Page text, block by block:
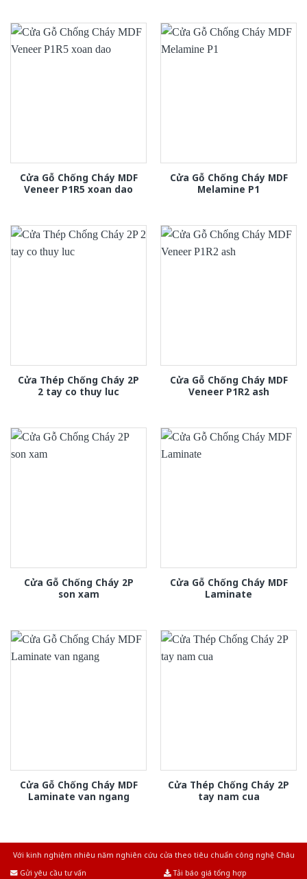
Cửa Gỗ Chống Cháy MDF
Veneer P1R5 xoan dao
Cửa Gỗ Chống Cháy MDF
Melamine P1
Cửa Thép Chống Cháy 2P
2 tay co thuy luc
Cửa Gỗ Chống Cháy MDF
Veneer P1R2 ash
Cửa Gỗ Chống Cháy 2P
son xam
Cửa Gỗ Chống Cháy MDF
Laminate
Cửa Gỗ Chống Cháy MDF
Laminate van ngang
Cửa Thép Chống Cháy 2P
tay nam cua
Với kinh nghiệm nhiêu năm nghiên cứu cửa theo tiêu chuẩn công nghệ Châu
Gửi yêu cầu tư vấn
Tải báo giá tổng hợp